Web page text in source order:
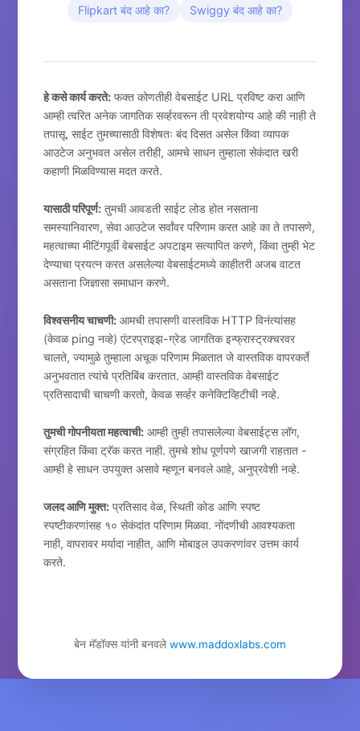
Flipkart बंद आहे का?
Swiggy बंद आहे का?
हे कसे कार्य करते: फक्त कोणतीही वेबसाईट URL प्रविष्ट करा आणि
आम्ही त्वरित अनेक जागतिक सर्व्हरवरून ती प्रवेशयोग्य आहे की नाही ते
तपासू. साईट तुमच्यासाठी विशेषतः बंद दिसत असेल किंवा व्यापक
आउटेज अनुभवत असेल तरीही, आमचे साधन तुम्हाला सेकंदात खरी
कहाणी मिळविण्यास मदत करते.
यासाठी परिपूर्ण: तुमची आवडती साईट लोड होत नसताना
समस्यानिवारण, सेवा आउटेज सर्वांवर परिणाम करत आहे का ते तपासणे,
महत्वाच्या मीटिंगपूर्वी वेबसाईट अपटाइम सत्यापित करणे, किंवा तुम्ही भेट
देण्याचा प्रयत्न करत असलेल्या वेबसाईटमध्ये काहीतरी अजब वाटत
असताना जिज्ञासा समाधान करणे.
विश्वसनीय चाचणी: आमची तपासणी वास्तविक HTTP विनंत्यांसह
(केवळ ping नव्हे) एंटरप्राइझ-ग्रेड जागतिक इन्फ्रास्ट्रक्चरवर
चालते, ज्यामुळे तुम्हाला अचूक परिणाम मिळतात जे वास्तविक वापरकर्ते
अनुभवतात त्यांचे प्रतिबिंब करतात. आम्ही वास्तविक वेबसाईट
प्रतिसादाची चाचणी करतो, केवळ सर्व्हर कनेक्टिव्हिटीची नव्हे.
तुमची गोपनीयता महत्वाची: आम्ही तुम्ही तपासलेल्या वेबसाईट्स लॉग,
संग्रहित किंवा ट्रॅक करत नाही. तुमचे शोध पूर्णपणे खाजगी राहतात -
आम्ही हे साधन उपयुक्त असावे म्हणून बनवले आहे, अनुप्रवेशी नव्हे.
जलद आणि मुक्त: प्रतिसाद वेळ, स्थिती कोड आणि स्पष्ट
स्पष्टीकरणांसह १० सेकंदांत परिणाम मिळवा. नोंदणीची आवश्यकता
नाही, वापरावर मर्यादा नाहीत, आणि मोबाइल उपकरणांवर उत्तम कार्य
करते.
बेन मॅडॉक्स यांनी बनवलेwww.maddoxlabs.com